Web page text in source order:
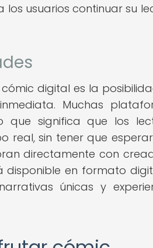
usuarios continuar su
digital es la
Muchas
que significa que los
real, sin tener que
directamente con
disponible en formato
únicas y